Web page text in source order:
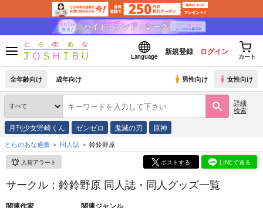
Language
新規登録 ログイン
カート
全年齢向け 成年向け 男性向け 女性向け
詳細
検索
月刊少女野崎くん ゼンゼロ 鬼滅の刃 原神
とらのあな通販 同人誌 鈴鈴野原
入荷アラート ポストする LINEで送る
サークル：鈴鈴野原 同人誌・同人グッズ一覧
関連作家 関連ジャンル